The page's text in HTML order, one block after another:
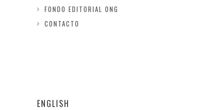
FONDO EDITORIAL ONG
CONTACTO
ENGLISH